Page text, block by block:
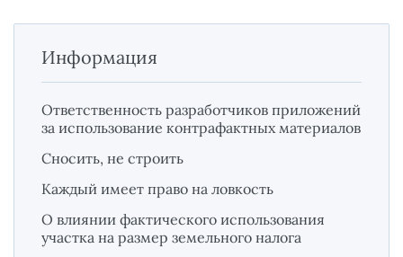
Информация
Ответственность разработчиков приложений
за использование контрафактных материалов
Сносить, не строить
Каждый имеет право на ловкость
О влиянии фактического использования
участка на размер земельного налога